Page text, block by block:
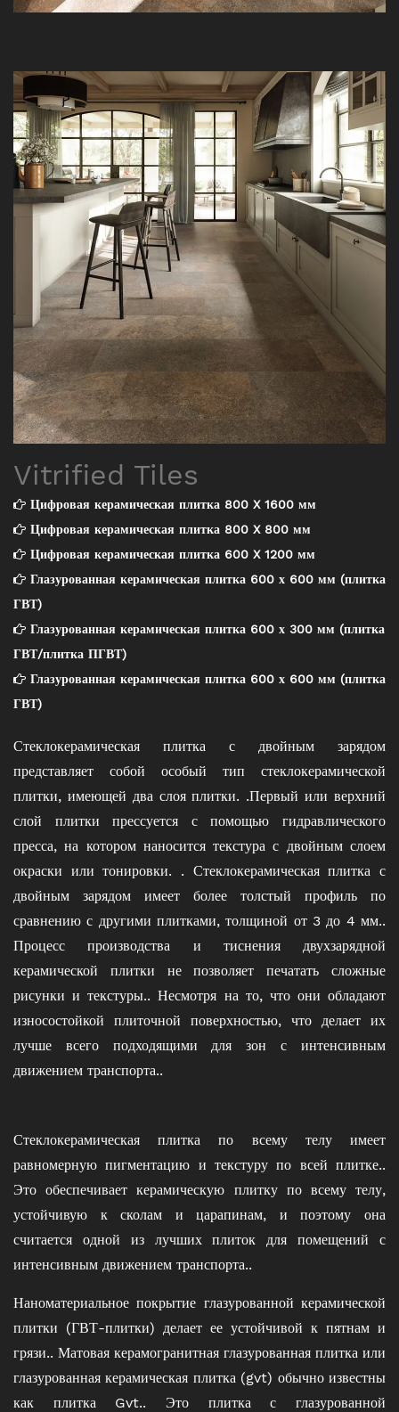
Vitrified Tiles
Цифровая керамическая плитка 800 X 1600 мм
Цифровая керамическая плитка 800 X 800 мм
Цифровая керамическая плитка 600 X 1200 мм
Глазурованная керамическая плитка 600 х 600 мм (плитка
ГВТ)
Глазурованная керамическая плитка 600 х 300 мм (плитка
ГВТ/плитка ПГВТ)
Глазурованная керамическая плитка 600 х 600 мм (плитка
ГВТ)
Стеклокерамическая плитка с двойным зарядом
представляет собой особый тип стеклокерамической
плитки, имеющей два слоя плитки. .Первый или верхний
слой плитки прессуется с помощью гидравлического
пресса, на котором наносится текстура с двойным слоем
окраски или тонировки. . Стеклокерамическая плитка с
двойным зарядом имеет более толстый профиль по
сравнению с другими плитками, толщиной от 3 до 4 мм..
Процесс производства и тиснения двухзарядной
керамической плитки не позволяет печатать сложные
рисунки и текстуры.. Несмотря на то, что они обладают
износостойкой плиточной поверхностью, что делает их
лучше всего подходящими для зон с интенсивным
движением транспорта..
Стеклокерамическая плитка по всему телу имеет
равномерную пигментацию и текстуру по всей плитке..
Это обеспечивает керамическую плитку по всему телу,
устойчивую к сколам и царапинам, и поэтому она
считается одной из лучших плиток для помещений с
интенсивным движением транспорта..
Наноматериальное покрытие глазурованной керамической
плитки (ГВТ-плитки) делает ее устойчивой к пятнам и
грязи.. Матовая керамогранитная глазурованная плитка или
глазурованная керамическая плитка (gvt) обычно известны
как плитка Gvt.. Это плитка с глазурованной